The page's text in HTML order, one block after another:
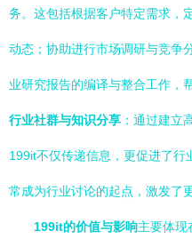
务。这包括根据客户特定需求，
动态；协助进行市场调研与竞争
业研究报告的编译与整合工作，
行业社群与知识分享 ：通过建立
199it不仅传递信息，更促进了行
常成为行业讨论的起点，激发了
199it的价值与影响主要体现